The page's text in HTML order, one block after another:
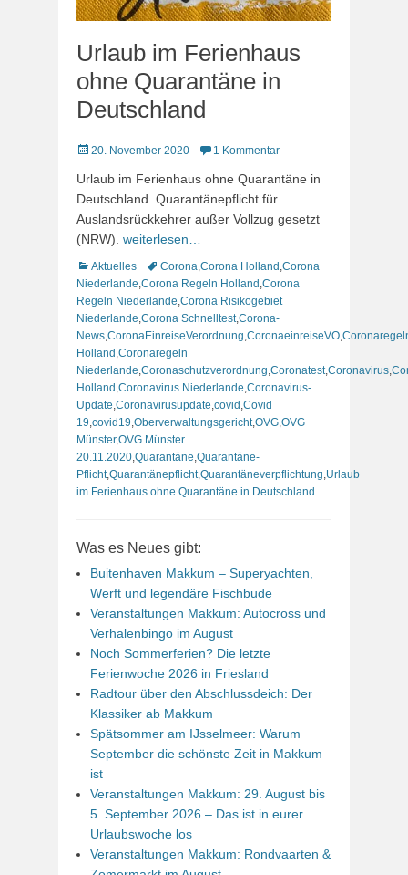
Urlaub im Ferienhaus
ohne Quarantäne in
Deutschland
Veröffentlicht
20. November 2020 1 Kommentar
Urlaub im Ferienhaus ohne Quarantäne in
Deutschland. Quarantänepflicht für
Auslandsrückkehrer außer Vollzug gesetzt
(NRW). weiterlesen…
Kategorien
Aktuelles Schlagworte
Corona,Corona Holland ,Corona
Niederlande,Corona Regeln Holland ,Corona
Regeln Niederlande,Corona Risikogebiet
Niederlande,Corona Schnelltest,Corona-
News,CoronaEinreiseVerordnung,CoronaeinreiseVO,
Holland ,Coronaregeln
Niederlande,Coronaschutzverordnung,Coronatest,Coronavirus,
Holland ,Coronavirus Niederlande,Coronavirus-
Update,Coronavirusupdate,covid ,Covid
19,covid19,Oberverwaltungsgericht,OVG,OVG
Münster,OVG Münster
20.11.2020,Quarantäne,Quarantäne-
Pflicht,Quarantänepflicht,Quarantäneverpflichtung,Urlaub
im Ferienhaus ohne Quarantäne in Deutschland
Was es Neues gibt:
Buitenhaven Makkum – Superyachten,
Werft und legendäre Fischbude
Veranstaltungen Makkum: Autocross und
Verhalenbingo im August
Noch Sommerferien? Die letzte
Ferienwoche 2026 in Friesland
Radtour über den Abschlussdeich: Der
Klassiker ab Makkum
Spätsommer am IJsselmeer: Warum
September die schönste Zeit in Makkum
ist
Veranstaltungen Makkum: 29. August bis
5. September 2026 – Das ist in eurer
Urlaubswoche los
Veranstaltungen Makkum: Rondvaarten &